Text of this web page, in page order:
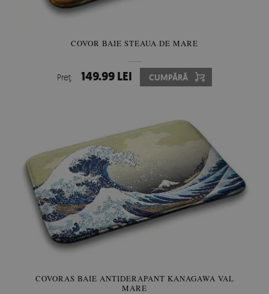
COVOR BAIE STEAUA DE MARE
Preţ: 149.99 LEI CUMPĂRĂ
COVORAS BAIE ANTIDERAPANT KANAGAWA VAL
MARE